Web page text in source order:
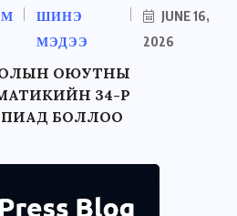
ШИНЭ
МЭДЭЭ
JUNE 16,
2026
ОЮУТНЫ
34-Р
БОЛЛОО